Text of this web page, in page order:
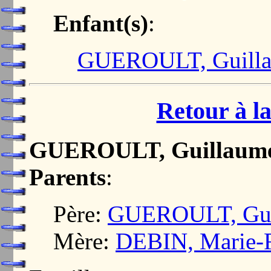
Enfant(s):
GUEROULT,
Retour à
GUEROULT,
Parents:
Père: GUEROULT,
Mère: DEBIN, Marie-